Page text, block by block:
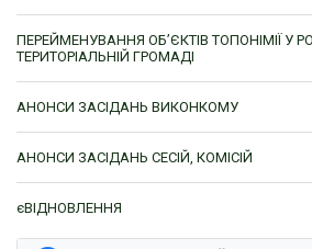
ПЕРЕЙМЕНУВАННЯ ОБ’ЄКТІВ ТОПОНІМІЇ У
ТЕРИТОРІАЛЬНІЙ ГРОМАДІ
АНОНСИ ЗАСІДАНЬ ВИКОНКОМУ
АНОНСИ ЗАСІДАНЬ СЕСІЙ, КОМІСІЙ
єВІДНОВЛЕННЯ